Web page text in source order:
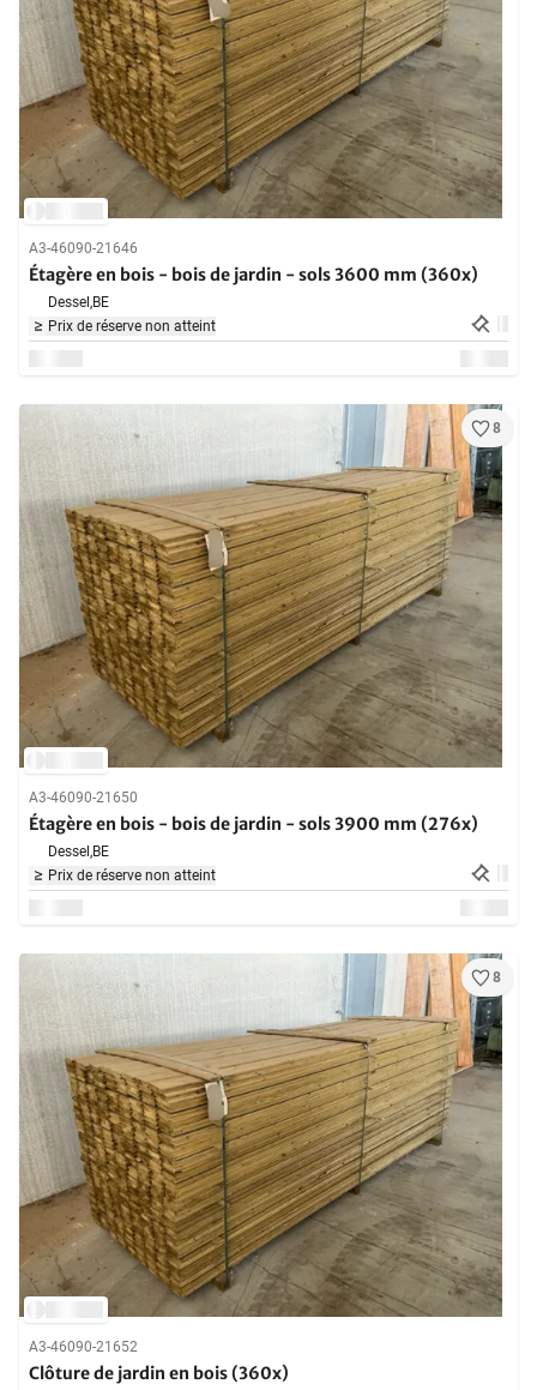
A3-46090-21646
Étagère en bois - bois de jardin - sols 3600 mm (360x)
Dessel,BE
Prix de réserve non atteint
8
A3-46090-21650
Étagère en bois - bois de jardin - sols 3900 mm (276x)
Dessel,BE
Prix de réserve non atteint
8
A3-46090-21652
Clôture de jardin en bois (360x)